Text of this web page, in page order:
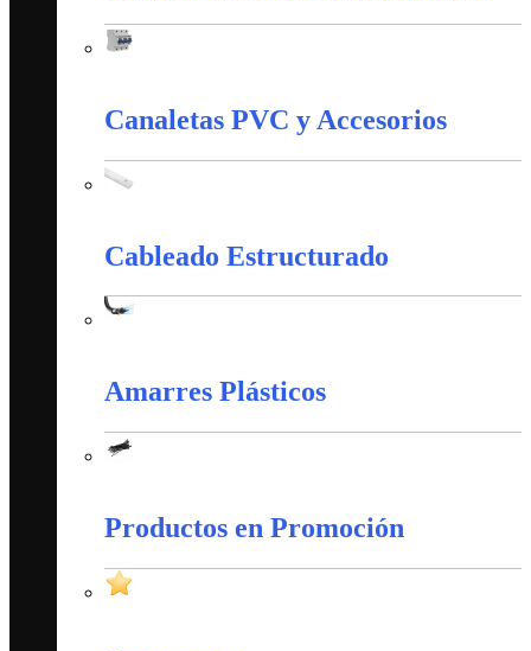
Canaletas PVC y Accesorios
Cableado Estructurado
Amarres Plásticos
Productos en Promoción